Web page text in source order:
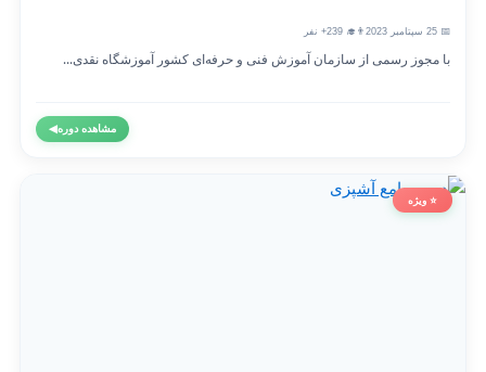
👨‍🎓 239+ نفر
با مجوز رسمی از سازمان آموزش فنی و حرفه‌ای کشور آموزشگاه نقدی...
مشاهده دوره◀
⭐ ویژه